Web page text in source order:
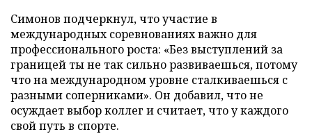
Симонов подчеркнул, что участие в
международных соревнованиях важно для
профессионального роста: «Без выступлений за
границей ты не так сильно развиваешься, потому
что на международном уровне сталкиваешься с
разными соперниками». Он добавил, что не
осуждает выбор коллег и считает, что у каждого
свой путь в спорте.